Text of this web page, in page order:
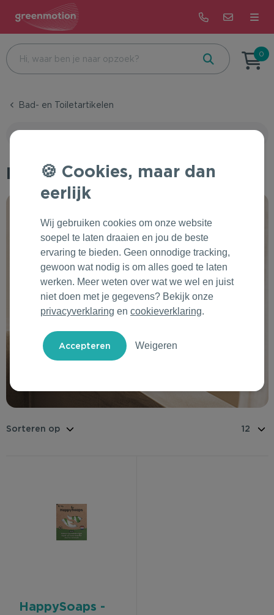
0
Eten & Drinken
Kantoor & Schrijfwaren
Tassen & Reizen
Groei & Bloei
Kleding & Accessoires
Outdoor & Vrije tijd
Technologie & Gadgets
Home & Living
Daarom Duurzaam
Feest
Recruitment
Onboarding
Bedrijfsuitje & Sportevent
Pasen
Groene Lente Dagen
Oranjefeest
Vakantie & Zomer
Herfstmomenten
Correctbook
Dopper
Patagonia
Pineut
Rituals
Roll'Eat
Samsonite
Tony's Chocolonely
Bad- en Toiletartikelen
Handverzorging
HappySoaps -
Cookies, maar dan
eerlijk
Wij gebruiken cookies om onze website
soepel te laten draaien en jou de beste
ervaring te bieden. Geen onnodige tracking,
gewoon wat nodig is om alles goed te laten
werken. Meer weten over wat we wel en juist
niet doen met je gegevens? Bekijk onze
privacyverklaring en cookieverklaring.
Weigeren